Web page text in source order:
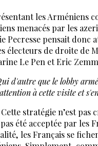
les Arméniens
menacés par les
Pecresse pensait donc
électeurs de droite de
Le Pen et Eric
d'autre que le lobby
à cette visite et
Cette stratégie n’est pas
été acceptée par les
les Français se